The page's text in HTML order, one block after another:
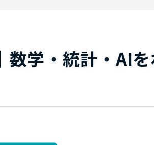
数学講座マップ和からジュニア
（小・中学生）
数学・統計・AI